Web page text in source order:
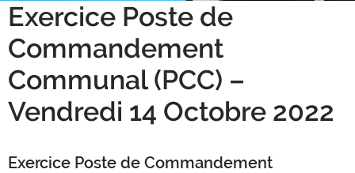
Exercice Poste de
Commandement
Communal (PCC) –
Vendredi 14 Octobre 2022
Exercice Poste de Commandement